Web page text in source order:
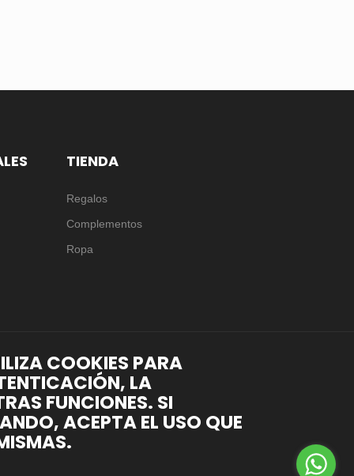
TIENDA
Regalos
Complementos
Ropa
COOKIES PARA
LA
FUNCIONES. SI
ACEPTA EL USO QUE